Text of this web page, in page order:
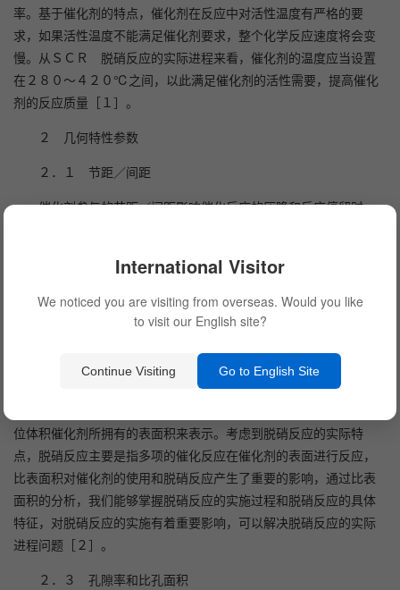
率。基于催化剂的特点，催化剂在反应中对活性温度有严格的要
求，如果活性温度不能满足催化剂要求，整个化学反应速度将会变
慢。从ＳＣＲ 脱硝反应的实际进程来看，催化剂的温度应当设置
在２８０～４２０℃之间，以此满足催化剂的活性需要，提高催化
剂的反应质量［１］。
２ 几何特性参数
２．１ 节距／间距
催化剂参与的节距／间距影响催化反应的压降和反应停留时
的反应速率和保证催化剂通道不发生堵塞具有重要作用。在实际的
分析中，我们应当掌握催化剂节距／间距的具体数值，并对其数值
进行分析，规划催化剂的具体节距／间距，使催化剂在反应中能够
２．２ 比表面积
位体积催化剂所拥有的表面积来表示。考虑到脱硝反应的实际特
点，脱硝反应主要是指多项的催化反应在催化剂的表面进行反应，
比表面积对催化剂的使用和脱硝反应产生了重要的影响，通过比表
面积的分析，我们能够掌握脱硝反应的实施过程和脱硝反应的具体
特征，对脱硝反应的实施有着重要影响，可以解决脱硝反应的实际
进程问题［２］。
２．３ 孔隙率和比孔面积
International Visitor
We noticed you are visiting from overseas. Would you like
to visit our English site?
Continue Visiting Go to English Site